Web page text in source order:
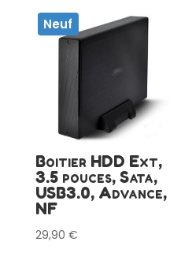
Neuf
Boitier HDD Ext,
3.5 pouces, Sata,
USB3.0, Advance,
NF
29,90 €